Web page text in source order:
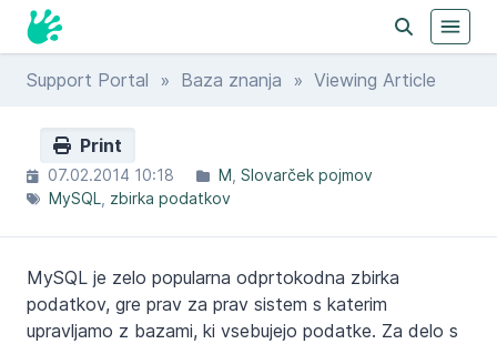
Support Portal » Baza znanja » Viewing Article
Print
07.02.2014 10:18 M Slovarček pojmov
MySQL zbirka podatkov
MySQL je zelo popularna odprtokodna zbirka
podatkov, gre prav za prav sistem s katerim
upravljamo z bazami, ki vsebujejo podatke. Za delo s